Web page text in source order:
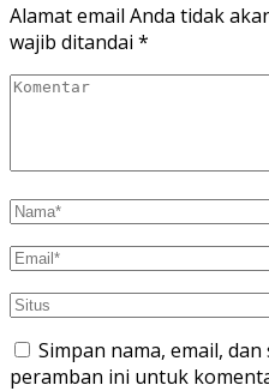
Alamat email Anda tidak
wajib ditandai *
Simpan nama, email,
peramban ini untuk